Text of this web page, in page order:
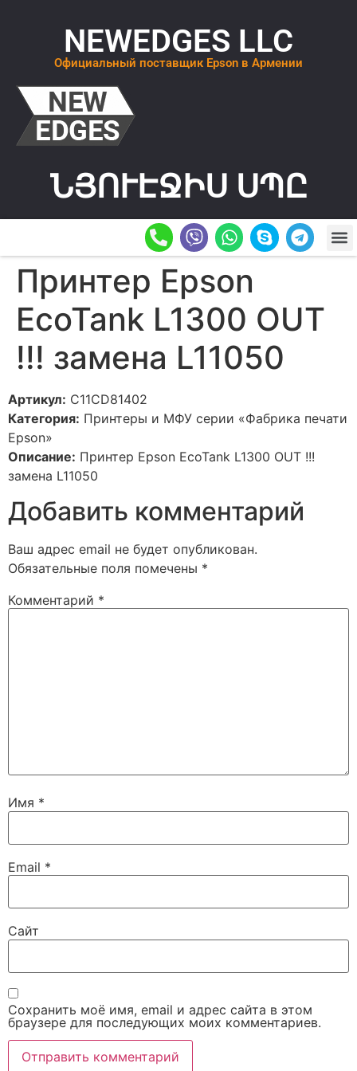
NEWEDGES LLC
Официальный поставщик Epson в Армении
ՆՅՈՒԷՋԻՍ ՍՊԸ
Принтер Epson
EcoTank L1300 OUT
!!! замена L11050
Артикул: C11CD81402
Категория: Принтеры и МФУ серии «Фабрика печати
Epson»
Описание: Принтер Epson EcoTank L1300 OUT !!!
замена L11050
Добавить комментарий
Ваш адрес email не будет опубликован.
Обязательные поля помечены *
Комментарий *
Имя *
Email *
Сайт
Сохранить моё имя, email и адрес сайта в этом
браузере для последующих моих комментариев.